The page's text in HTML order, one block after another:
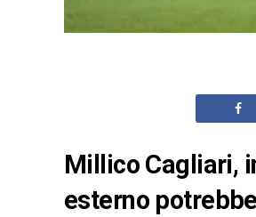
Millico Cagliari,
esterno